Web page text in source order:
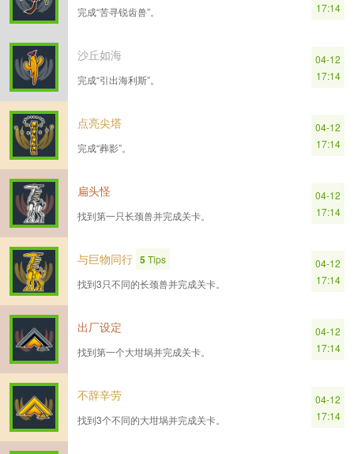
完成“苦寻锐齿兽”。
17:14
沙丘如海
完成“引出海利斯”。
04-12
17:14
点亮尖塔
完成“葬影”。
04-12
17:14
扁头怪
找到第一只长颈兽并完成关卡。
04-12
17:14
与巨物同行 5Tips
找到3只不同的长颈兽并完成关卡。
04-12
17:14
出厂设定
找到第一个大坩埚并完成关卡。
04-12
17:14
不辞辛劳
找到3个不同的大坩埚并完成关卡。
04-12
17:14